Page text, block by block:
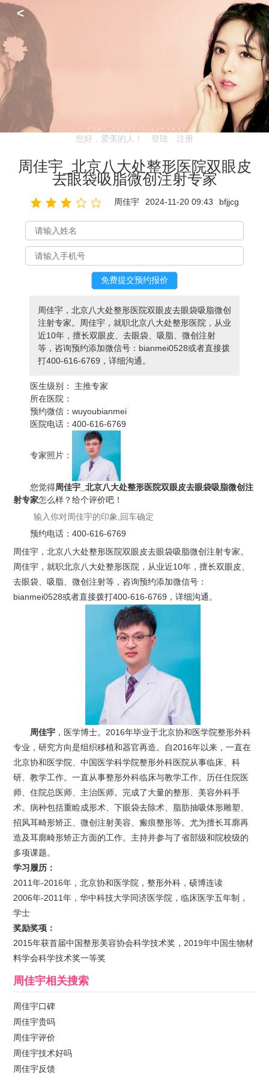
<
您好，爱美的人！ 登陆 注册
周佳宇_北京八大处整形医院双眼皮
去眼袋吸脂微创注射专家
周佳宇 2024-11-20 09:43 bfjjcg
周佳宇，北京八大处整形医院双眼皮去眼袋吸脂微创
注射专家。周佳宇，就职北京八大处整形医院，从业
近10年，擅长双眼皮、去眼袋、吸脂、微创注射
等，咨询预约添加微信号：bianmei0528或者直接拨
打400-616-6769，详细沟通。
医生级别：
主推专家
所在医院：
预约微信：wuyoubianmei
医院电话：400-616-6769
专家照片：
您觉得周佳宇_北京八大处整形医院双眼皮去眼袋吸脂微创注
射专家怎么样？给个评价吧！
预约电话：400-616-6769
周佳宇，北京八大处整形医院双眼皮去眼袋吸脂微创注射专家。
周佳宇，就职北京八大处整形医院，从业近10年，擅长双眼皮、
去眼袋、吸脂、微创注射等，咨询预约添加微信号：
bianmei0528或者直接拨打400-616-6769，详细沟通。
周佳宇 ，医学博士。2016年毕业于北京协和医学院整形外科
专业，研究方向是组织移植和器官再造。自2016年以来，一直在
北京协和医学院、中国医学科学院整形外科医院从事临床、科
研、教学工作。一直从事整形外科临床与教学工作。历任住院医
师、住院总医师、主治医师。完成了大量的整形、美容外科手
术。病种包括重睑成形术、下眼袋去除术、脂肪抽吸体形雕塑、
招风耳畸形矫正、微创注射美容、瘢痕整形等。尤为擅长耳廓再
造及耳廓畸形矫正方面的工作。主持并参与了省部级和院校级的
多项课题。
学习履历：
2011年-2016年，北京协和医学院，整形外科，硕博连读
2006年-2011年，华中科技大学同济医学院，临床医学五年制，
学士
奖励奖项：
2015年获首届中国整形美容协会科学技术奖，2019年中国生物材
料学会科学技术奖一等奖
周佳宇相关搜索
周佳宇口碑
周佳宇贵吗
周佳宇评价
周佳宇技术好吗
周佳宇反馈